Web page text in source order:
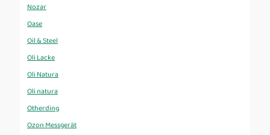
Nozar
Oase
Oil & Steel
Oli Lacke
Oli Natura
Oli natura
Otherding
Ozon Messgerät